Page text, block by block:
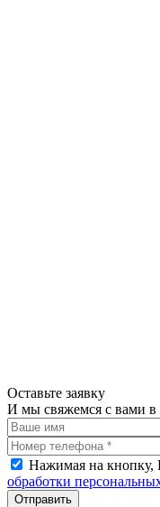
Оставьте заявку
И мы свяжемся с вами
Нажимая на кнопку,
обработки
Отправить